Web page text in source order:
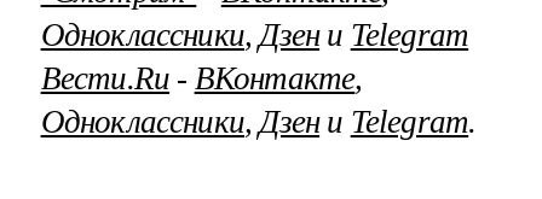
Одноклассники,Дзени Telegram
Вести.Ru ‐ ВКонтакте,
Одноклассники,Дзени Telegram.